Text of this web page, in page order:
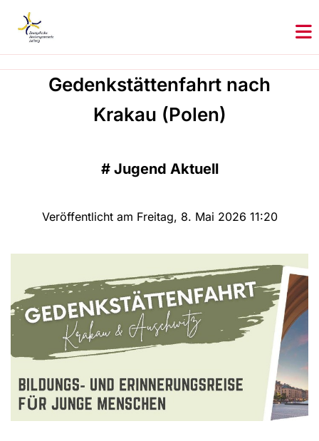
Gedenkstättenfahrt nach
Krakau (Polen)
# Jugend Aktuell
Veröffentlicht am Freitag, 8. Mai 2026 11:20